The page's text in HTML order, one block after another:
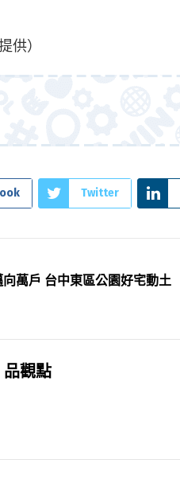
供）
Twitter
萬戶 台中東區公園好宅動土
品觀點